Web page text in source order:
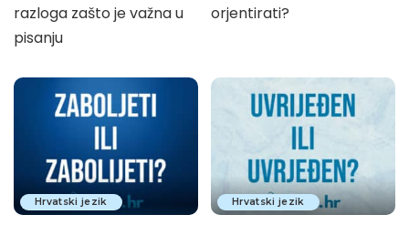
razloga zašto je važna u
pisanju
orjentirati?
Hrvatski jezik Hrvatski jezik